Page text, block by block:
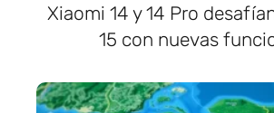
Xiaomi 14 y 14 Pro
15 con nuevas